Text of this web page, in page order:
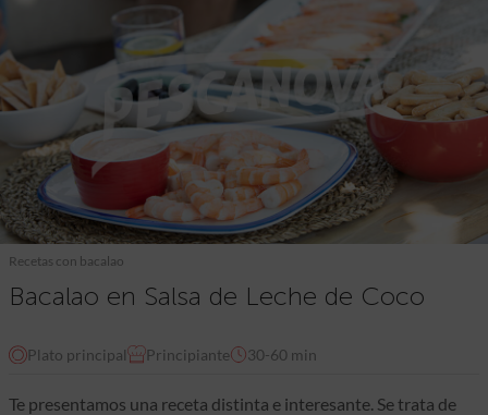
Recetas con bacalao
Bacalao en Salsa de Leche de Coco
Plato principal Principiante 30-60 min
Te presentamos una receta distinta e interesante. Se trata de